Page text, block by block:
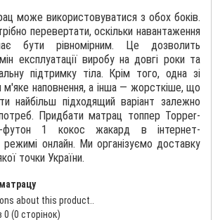
використовуватися з обох боків.
перевертати, оскільки навантаження
бути рівномірним. Це дозволить
експлуатації виробу на довгі роки та
підтримку тіла. Крім того, одна зі
м'яке наповнення, а інша — жорсткіше, що
найбільш підходящий варіант залежно
Придбати матрац топпер Topper-
футон 1 кокос жакард в інтернет-
режимі онлайн. Ми організуємо доставку
точки України.
about this product..
0 (0 сторінок)